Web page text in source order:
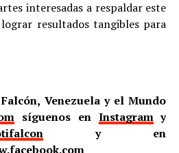
interesadas a respaldar este
resultados tangibles para
Venezuela y el Mundo
síguenos en Instagramy
y en